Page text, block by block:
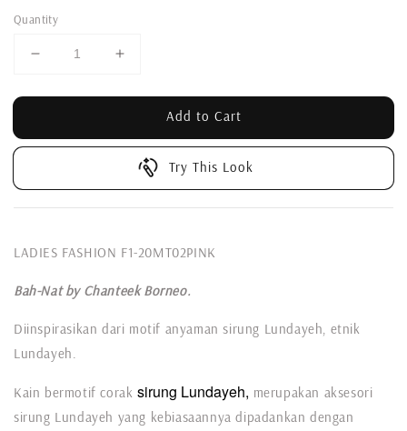
Quantity
Add to Cart
Try This Look
LADIES FASHION F1-20MT02PINK
Bah-Nat by Chanteek Borneo.
Diinspirasikan dari motif anyaman sirung Lundayeh, etnik
Lundayeh.
Kain bermotif corak sirung Lundayeh, merupakan aksesori
sirung Lundayeh yang kebiasaannya dipadankan dengan